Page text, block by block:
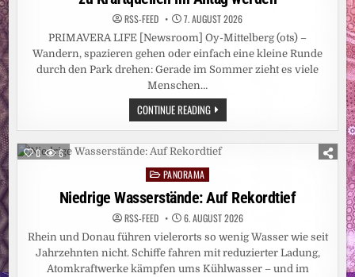
RSS-FEED 7. AUGUST 2026
PRIMAVERA LIFE [Newsroom] Oy-Mittelberg (ots) –
Wandern, spazieren gehen oder einfach eine kleine Runde
durch den Park drehen: Gerade im Sommer zieht es viele
Menschen…
CONTINUE READINGLAVENDEL,
ROSMARIN
&
WIE
SOMMERPFLANZEN
IM
ALLTAG
WERDEN
0 6
PostedPANORAMA
Niedrige Wasserstände: Auf Rekordtief
RSS-FEED 6. AUGUST 2026
Rhein und Donau führen vielerorts so wenig Wasser wie seit
Jahrzehnten nicht. Schiffe fahren mit reduzierter Ladung,
Atomkraftwerke kämpfen ums Kühlwasser – und im